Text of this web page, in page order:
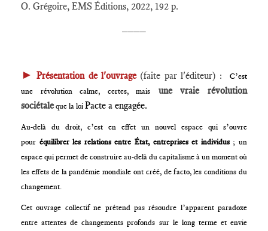
O. Grégoire, EMS Éditions, 2022, 192 p.
►Présentation de l'ouvrage(faite par l'éditeur) :C’est
une révolution calme, certes, mais
une vraie révolution
sociétaleque la loi Pacte a engagée.
Au-delà du droit, c’est en effet un nouvel espace qui s’ouvre
pour équilibrer les relations entre État, entreprises et individus; un
espace qui permet de construire au-delà du capitalisme à un moment où
les effets de la pandémie mondiale ont créé, de facto, les conditions du
changement.
Cet ouvrage collectif ne prétend pas résoudre l’apparent paradoxe
entre attentes de changements profonds sur le long terme et envie